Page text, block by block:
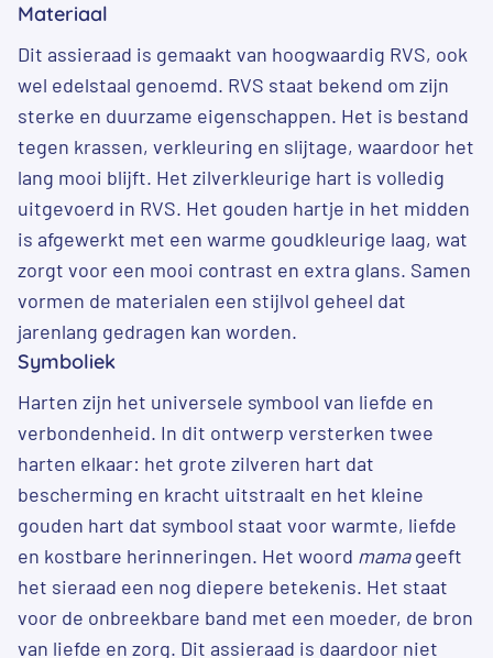
Materiaal
Dit assieraad is gemaakt van hoogwaardig RVS, ook
wel edelstaal genoemd. RVS staat bekend om zijn
sterke en duurzame eigenschappen. Het is bestand
tegen krassen, verkleuring en slijtage, waardoor het
lang mooi blijft. Het zilverkleurige hart is volledig
uitgevoerd in RVS. Het gouden hartje in het midden
is afgewerkt met een warme goudkleurige laag, wat
zorgt voor een mooi contrast en extra glans. Samen
vormen de materialen een stijlvol geheel dat
jarenlang gedragen kan worden.
Symboliek
Harten zijn het universele symbool van liefde en
verbondenheid. In dit ontwerp versterken twee
harten elkaar: het grote zilveren hart dat
bescherming en kracht uitstraalt en het kleine
gouden hart dat symbool staat voor warmte, liefde
en kostbare herinneringen. Het woord mamageeft
het sieraad een nog diepere betekenis. Het staat
voor de onbreekbare band met een moeder, de bron
van liefde en zorg. Dit assieraad is daardoor niet